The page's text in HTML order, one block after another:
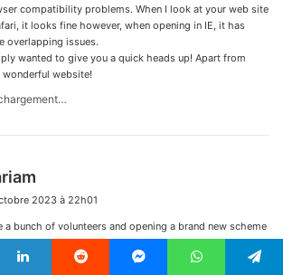
compatibility problems. When I look at your web site
it looks fine however, when opening in IE, it has
overlapping issues.
wanted to give you a quick heads up! Apart from
wonderful website!
t
:
2023 à 22h01
a bunch of volunteers and opening a brand new scheme
community.
site offered us with helpful info to work on. You’ve